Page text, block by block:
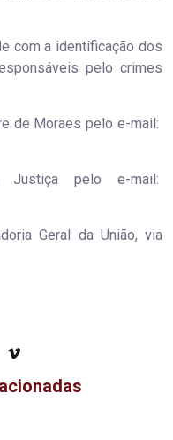
com a identificação dos
pelo crimes
de Moraes pelo e-mail:
pelo e-mail:
Geral da União, via